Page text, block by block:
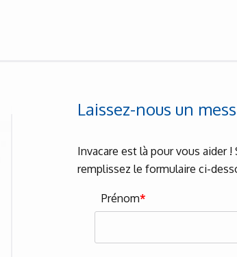
Laissez-nous un
Invacare est là pour vous aider
remplissez le formulaire ci-
Prénom*